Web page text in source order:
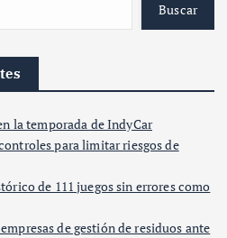
Buscar
la temporada de IndyCar
para limitar riesgos de
de 111 juegos sin errores como
de gestión de residuos ante